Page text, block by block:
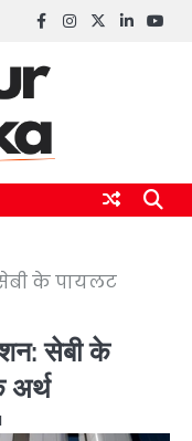
Facebook
instagram
twitterlinkedin
के पायलट
सेबी के
अर्थ